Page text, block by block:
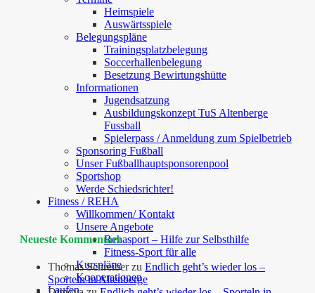
Heimspiele
Auswärtsspiele
Belegungspläne
Trainingsplatzbelegung
Soccerhallenbelegung
Besetzung Bewirtungshütte
Informationen
Jugendsatzung
Ausbildungskonzept TuS Altenberge
Fussball
Spielerpass / Anmeldung zum Spielbetrieb
Sponsoring Fußball
Unser Fußballhauptsponsorenpool
Sportshop
Werde Schiedsrichter!
Fitness / REHA
Willkommen/ Kontakt
Unsere Angebote
Rehasport – Hilfe zur Selbsthilfe
Fitness-Sport für alle
Kurspläne
Kooperationen
Laufen
Neueste Kommentare
Thomas Schreiberzu Endlich geht’s wieder los –
Sporteln in Altenberge